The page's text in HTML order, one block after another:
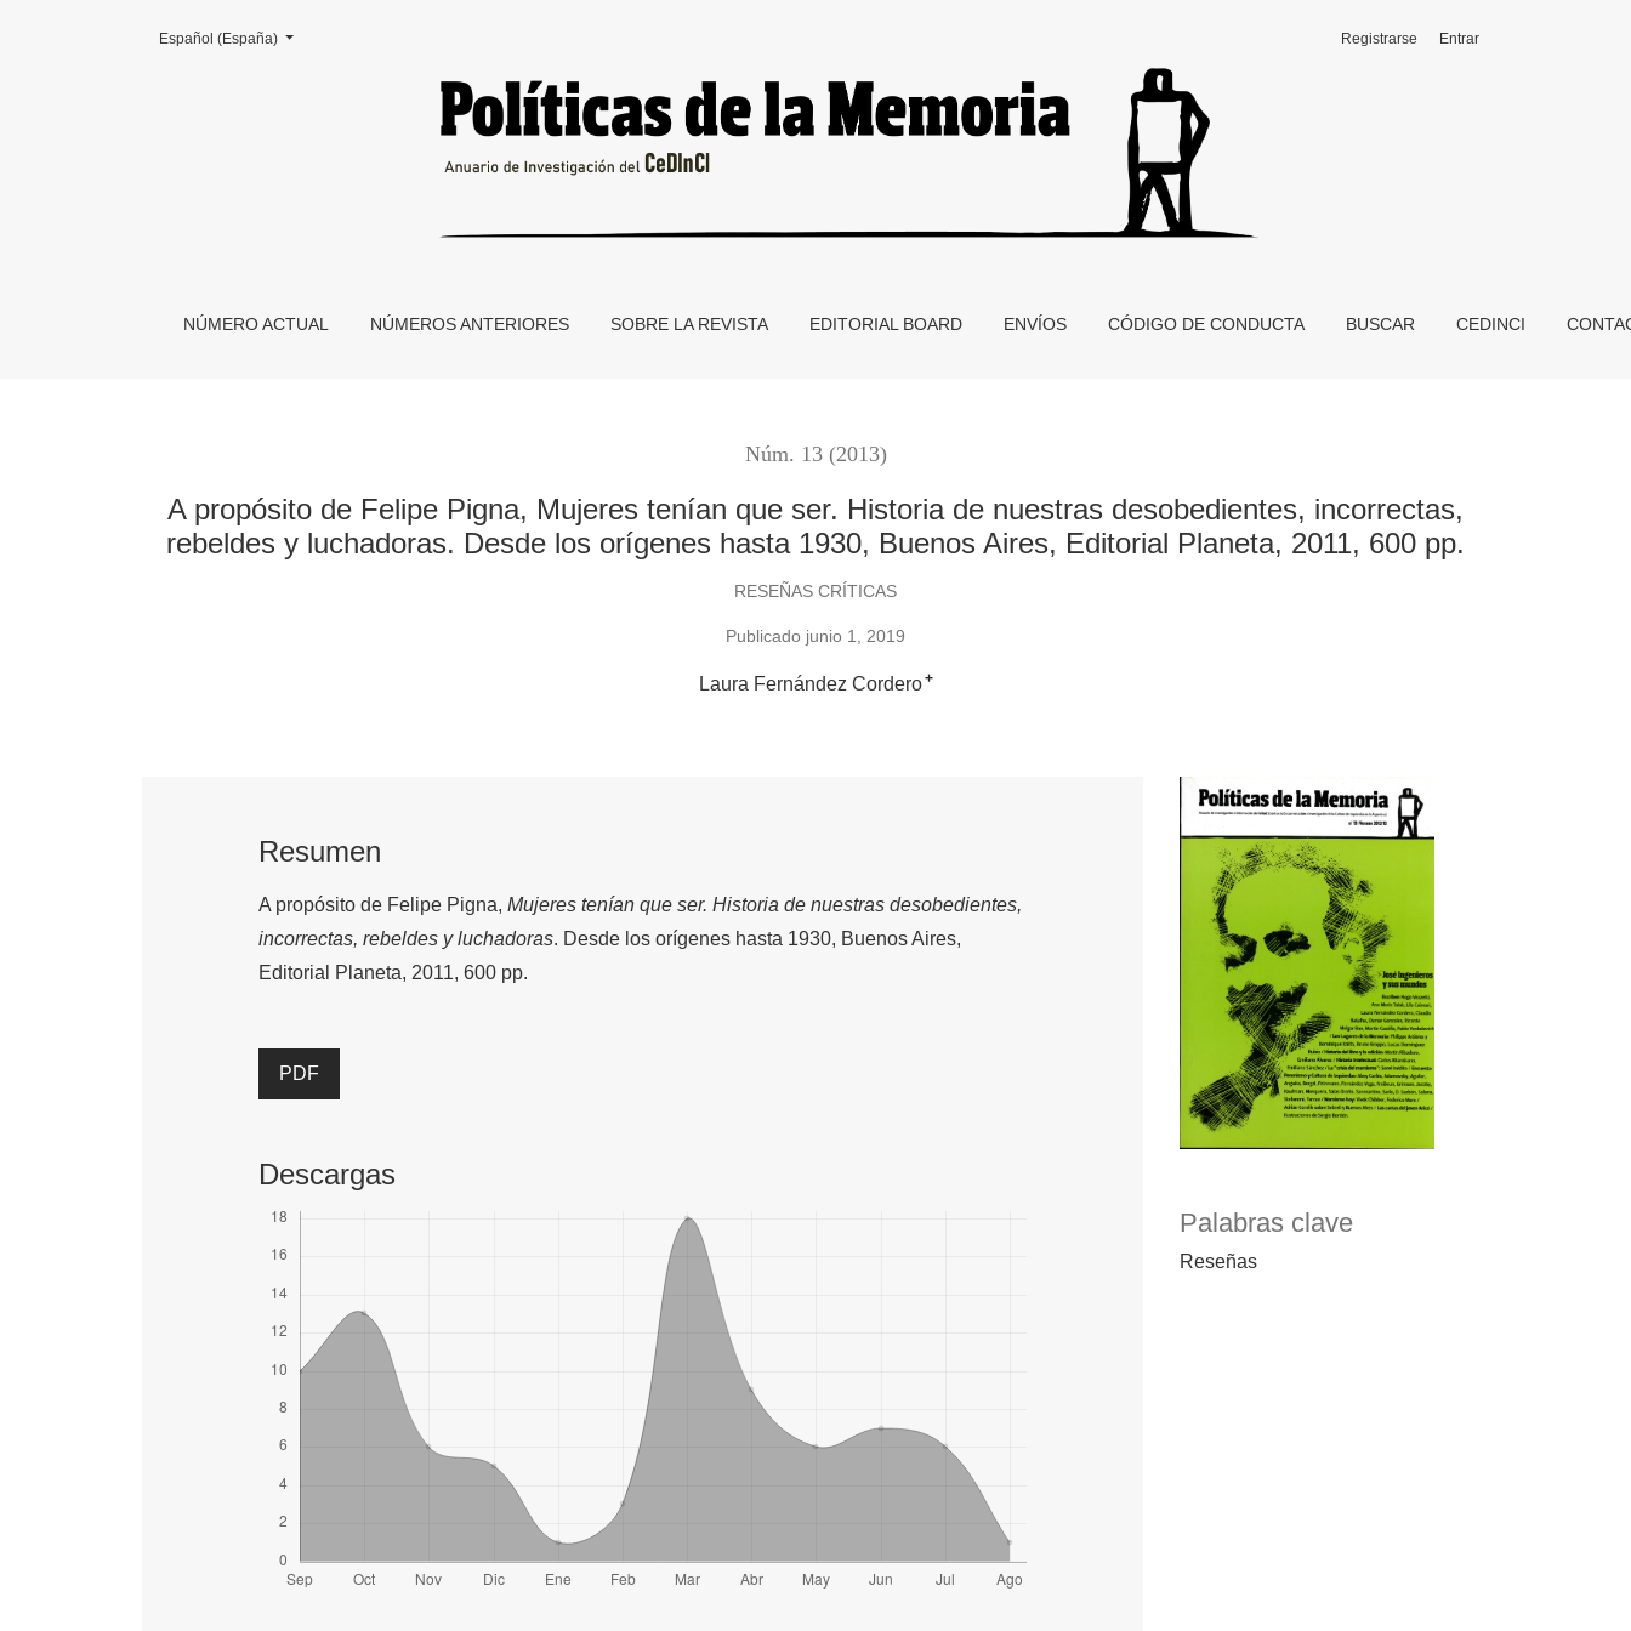
A propósito de Felipe Pigna, Mujeres tenían que ser. Historia de nuestras desobedientes, incorrectas, rebeldes y luchadoras. Desde los orígenes hasta 1930, Buenos Aires,
NÚMERO ACTUAL NÚMEROS ANTERIORES SOBRE LA REVISTA EDITORIAL BOARD ENVÍOS CÓDIGO DE CONDUCTA BUSCAR CEDINCI
Registrarse Entrar
Cambiar el idioma. El actual es:
Español (España)
Núm. 13 (2013)
A propósito de Felipe Pigna, Mujeres tenían que ser. Historia de nuestras desobedientes, incorrectas,
rebeldes y luchadoras. Desde los orígenes hasta 1930, Buenos Aires, Editorial Planeta, 2011, 600 pp.
RESEÑAS CRÍTICAS
Publicado junio 1, 2019
Laura Fernández Cordero+
Palabras clave
Reseñas
Resumen
A propósito de Felipe Pigna, Mujeres tenían que ser. Historia de nuestras desobedientes,
incorrectas, rebeldes y luchadoras. Desde los orígenes hasta 1930, Buenos Aires,
Editorial Planeta, 2011, 600 pp.
PDF
Descargas